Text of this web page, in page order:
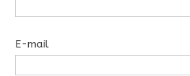
E-mail